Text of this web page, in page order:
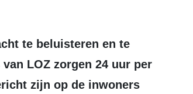
LOZ zorgen 24 uur per
zijn op de inwoners